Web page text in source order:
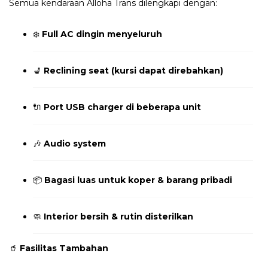
Semua kendaraan Alloha Trans dilengkapi dengan:
❄️ Full AC dingin menyeluruh
💺 Reclining seat (kursi dapat direbahkan)
🔌 Port USB charger di beberapa unit
🎶 Audio system
📦 Bagasi luas untuk koper & barang pribadi
🧼 Interior bersih & rutin disterilkan
🥤 Fasilitas Tambahan